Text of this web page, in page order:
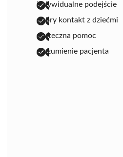
indywidualne podejście
dobry kontakt z dziećmi
skuteczna pomoc
zrozumienie pacjenta